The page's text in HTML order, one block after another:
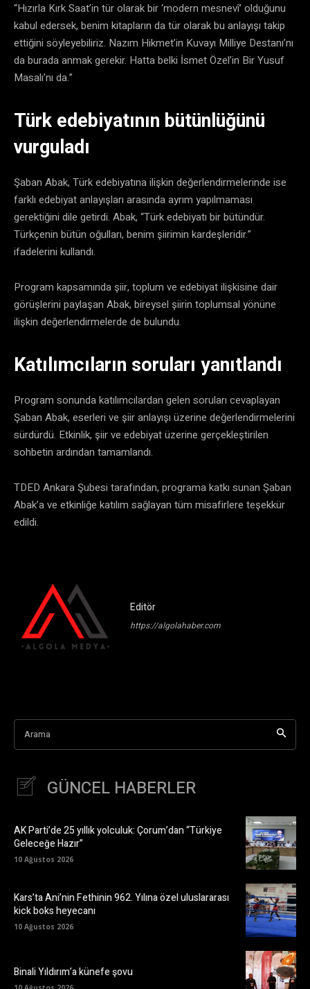
“Hızırla Kırk Saat’in tür olarak bir ‘modern mesnevî’ olduğunu
kabul edersek, benim kitapların da tür olarak bu anlayışı takip
ettiğini söyleyebiliriz. Nazım Hikmet’in Kuvayı Milliye Destanı’nı
da burada anmak gerekir. Hatta belki İsmet Özel’in Bir Yusuf
Masalı’nı da.”
Türk edebiyatının bütünlüğünü
vurguladı
Şaban Abak, Türk edebiyatına ilişkin değerlendirmelerinde ise
farklı edebiyat anlayışları arasında ayrım yapılmaması
gerektiğini dile getirdi. Abak, “Türk edebiyatı bir bütündür.
Türkçenin bütün oğulları, benim şiirimin kardeşleridir.”
ifadelerini kullandı.
Program kapsamında şiir, toplum ve edebiyat ilişkisine dair
görüşlerini paylaşan Abak, bireysel şiirin toplumsal yönüne
ilişkin değerlendirmelerde de bulundu.
Katılımcıların soruları yanıtlandı
Program sonunda katılımcılardan gelen soruları cevaplayan
Şaban Abak, eserleri ve şiir anlayışı üzerine değerlendirmelerini
sürdürdü. Etkinlik, şiir ve edebiyat üzerine gerçekleştirilen
sohbetin ardından tamamlandı.
TDED Ankara Şubesi tarafından, programa katkı sunan Şaban
Abak’a ve etkinliğe katılım sağlayan tüm misafirlere teşekkür
edildi.
Editör
https://algolahaber.com
Arama
GÜNCEL HABERLER
AK Parti’de 25 yıllık yolculuk: Çorum’dan “Türkiye
Geleceğe Hazır”
10 Ağustos 2026
Kars’ta Ani’nin Fethinin 962. Yılına özel uluslararası
kick boks heyecanı
10 Ağustos 2026
Binali Yıldırım’a künefe şovu